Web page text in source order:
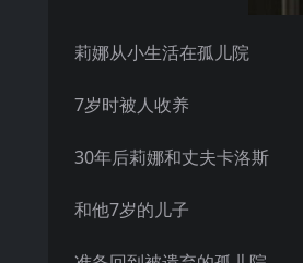
莉娜从小生活在孤儿院
7岁时被人收养
30年后莉娜和丈夫卡洛斯
和他7岁的儿子